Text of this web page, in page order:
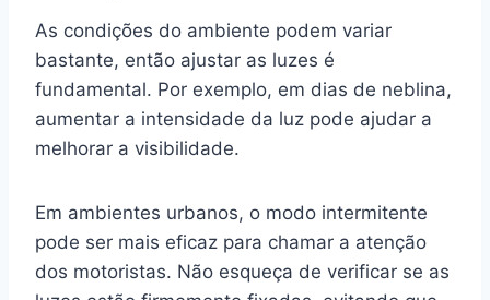
As condições do ambiente podem variar
bastante, então ajustar as luzes é
fundamental. Por exemplo, em dias de neblina,
aumentar a intensidade da luz pode ajudar a
melhorar a visibilidade.
Em ambientes urbanos, o modo intermitente
pode ser mais eficaz para chamar a atenção
dos motoristas. Não esqueça de verificar se as